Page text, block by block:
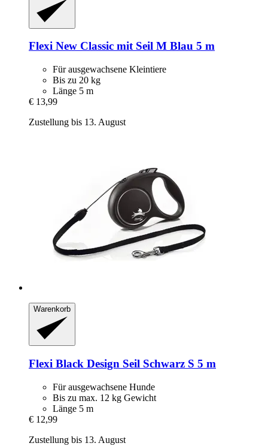
Flexi New Classic mit Seil M Blau 5 m
Für ausgewachsene Kleintiere
Bis zu 20 kg
Länge 5 m
€ 13,99
Zustellung bis 13. August
Warenkorb
Flexi Black Design Seil Schwarz S 5 m
Für ausgewachsene Hunde
Bis zu max. 12 kg Gewicht
Länge 5 m
€ 12,99
Zustellung bis 13. August